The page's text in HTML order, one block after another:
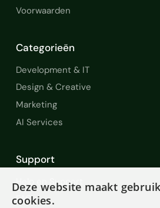
Voorwaarden
Categorieën
Development & IT
Design & Creative
Marketing
AI Services
Support
Help en Support
FAQ
Deze website maakt
cookies.